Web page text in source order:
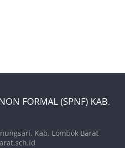
FORMAL (SPNF) KAB.
Kab. Lombok Barat